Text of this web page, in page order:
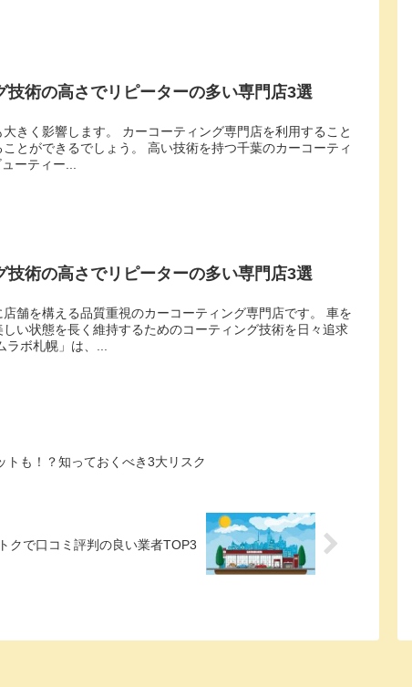
術の高さでリピーターの多い専門店3選
きく影響します。 カーコーティング専門店を利用すること
とができるでしょう。 高い技術を持つ千葉のカーコーティ
ーティー...
術の高さでリピーターの多い専門店3選
舗を構える品質重視のカーコーティング専門店です。 車を
い状態を長く維持するためのコーティング技術を日々追求
ボ札幌」は、...
も！？知っておくべき3大リスク
クで口コミ評判の良い業者TOP3